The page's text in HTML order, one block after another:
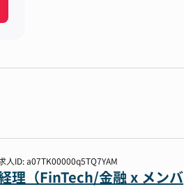
人ID: a07TK00000q5TQ7YAM
理（FinTech/金融 x メンバ